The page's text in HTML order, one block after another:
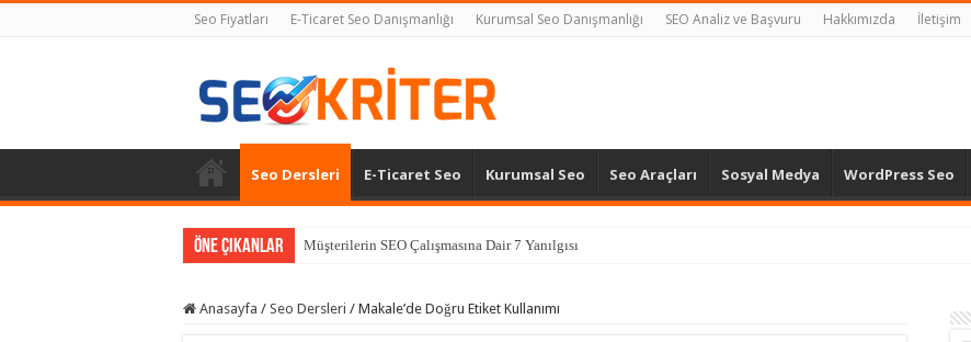
Seo Fiyatları E-Ticaret Seo Danışmanlığı Kurumsal Seo Danışmanlığı SEO Analiz ve Başvuru Hakkımızda İletişim
Seo Dersleri E-Ticaret Seo Kurumsal Seo Seo Araçları Sosyal Medya WordPress Seo
Öne Çıkanlar Müşterilerin SEO Çalışmasına Dair 7 Yanılgısı
Anasayfa / Seo Dersleri / Makale’de Doğru Etiket Kullanımı